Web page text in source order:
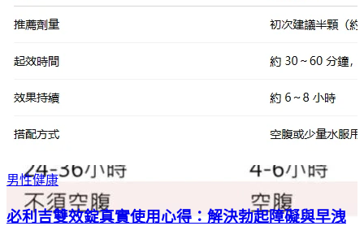
男性健康
必利吉雙效錠真實使用心得：解決勃起障礙與早洩